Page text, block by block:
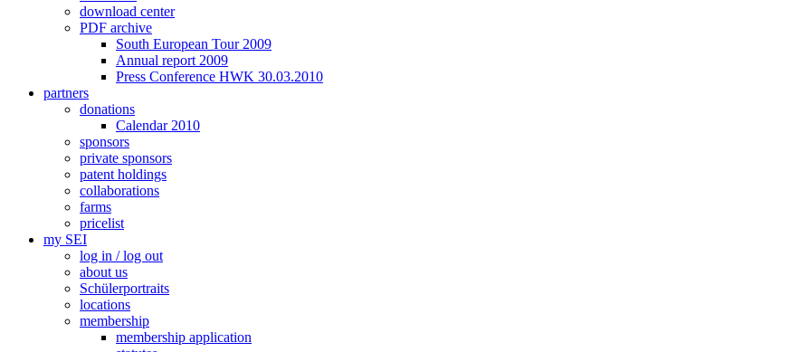
download center
PDF archive
South European Tour 2009
Annual report 2009
Press Conference HWK 30.03.2010
partners
donations
Calendar 2010
sponsors
private sponsors
patent holdings
collaborations
farms
pricelist
my SEI
log in / log out
about us
Schülerportraits
locations
membership
membership application